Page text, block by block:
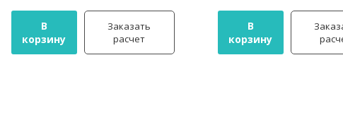
В
корзину
Заказать
расчет
В
корзину